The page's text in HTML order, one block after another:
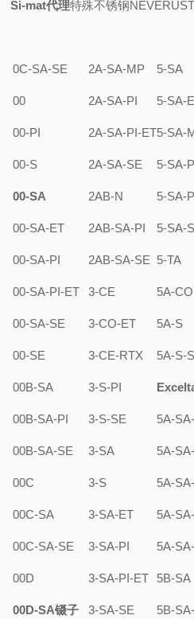
Si-mat代理特殊不锈钢
0C-SA-SE 2A-SA-MP 5-SA
00 2A-SA-PI 5-SA-
00-PI 2A-SA-PI-ET5-SA-
00-S 2A-SA-SE 5-SA-
00-SA 2AB-N 5-SA-
00-SA-ET 2AB-SA-PI 5-SA-
00-SA-PI 2AB-SA-SE 5-TA
00-SA-PI-ET 3-CE 5A-CO
00-SA-SE 3-CO-ET 5A-S
00-SE 3-CE-RTX 5A-S-
00B-SA 3-S-PI
00B-SA-PI 3-S-SE 5A-
00B-SA-SE 3-SA 5A-
00C 3-S 5A-
00C-SA 3-SA-ET 5A-
00C-SA-SE 3-SA-PI 5A-
00D 3-SA-PI-ET 5B-SA
00D-SA镊子 3-SA-SE 5B-